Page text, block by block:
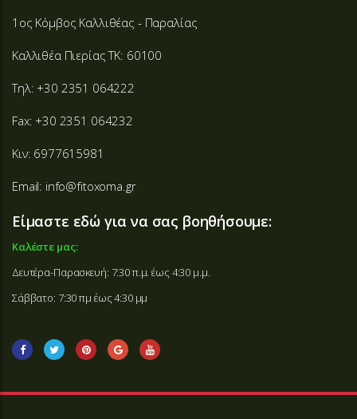
1ος Κόμβος Καλλιθέας - Παραλίας
Καλλιθέα Πιερίας ΤΚ: 60100
Τηλ: +30 2351 064222
Fax: +30 2351 064232
Κιν: 6977615981
Email: info@fitoxoma.gr
Είμαστε εδώ για να σας βοηθήσουμε:
Καλέστε μας:
Δευτέρα-Παρασκευή: 7:30 π.μ. έως 4:30 μ.μ.
Σάββατο: 7:30 πμ έως 4:30 μμ